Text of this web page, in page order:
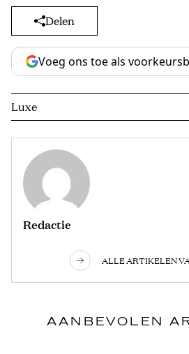
Delen
Voeg ons toe als
Luxe
Redactie
ALLE ARTIKELEN
AANBEVOLEN